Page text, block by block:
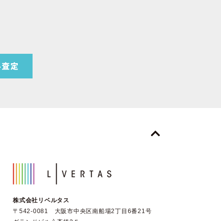
株式会社リベルタス
〒542-0081 大阪市中央区南船場2丁目6番21号